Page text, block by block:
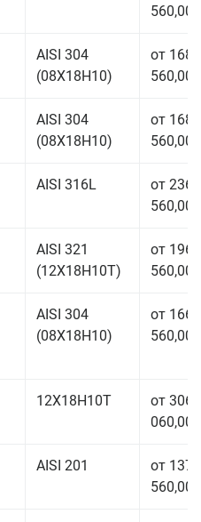
560,00
AISI 304
(08Х18Н10)
от 168
560,00
AISI 304
(08Х18Н10)
от 168
560,00
AISI 316L
от 236
560,00
AISI 321
(12Х18Н10Т)
от 196
560,00
AISI 304
(08Х18Н10)
от 166
560,00
12Х18Н10Т
от 306
060,00
AISI 201
от 137
560,00